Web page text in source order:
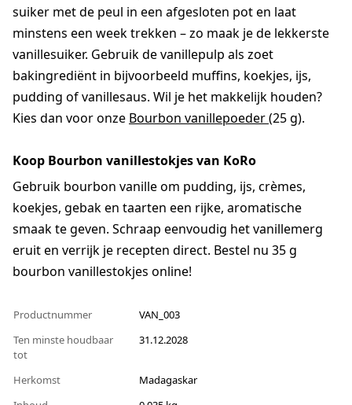
suiker met de peul in een afgesloten pot en laat
minstens een week trekken – zo maak je de lekkerste
vanillesuiker. Gebruik de vanillepulp als zoet
bakingrediënt in bijvoorbeeld muffins, koekjes, ijs,
pudding of vanillesaus. Wil je het makkelijk houden?
Kies dan voor onze Bourbon vanillepoeder(25 g).
Koop Bourbon vanillestokjes van KoRo
Gebruik bourbon vanille om pudding, ijs, crèmes,
koekjes, gebak en taarten een rijke, aromatische
smaak te geven. Schraap eenvoudig het vanillemerg
eruit en verrijk je recepten direct. Bestel nu 35 g
bourbon vanillestokjes online!
Productnummer
VAN_003
Ten minste houdbaar
tot
31.12.2028
Herkomst
Madagaskar